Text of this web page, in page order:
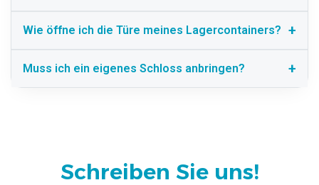
Wie öffne ich die Türe meines Lagercontainers?
Muss ich ein eigenes Schloss anbringen?
Schreiben Sie uns!